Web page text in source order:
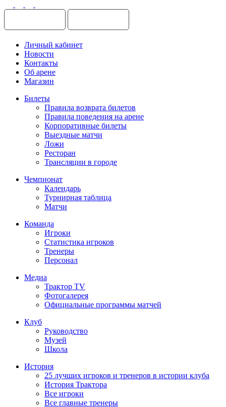
Личный кабинет
Новости
Контакты
Об арене
Магазин
Билеты
Правила возврата билетов
Правила поведения на арене
Корпоративные билеты
Выездные матчи
Ложи
Ресторан
Трансляции в городе
Чемпионат
Календарь
Турнирная таблица
Матчи
Команда
Игроки
Статистика игроков
Тренеры
Персонал
Медиа
Трактор TV
Фотогалерея
Официальные программы матчей
Клуб
Руководство
Музей
Школа
История
25 лучших игроков и тренеров в истории клуба
История Трактора
Все игроки
Все главные тренеры